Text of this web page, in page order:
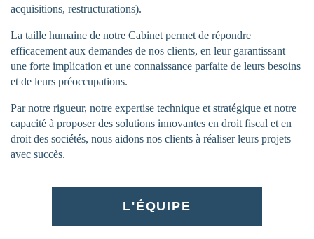
acquisitions, restructurations).
La taille humaine de notre Cabinet permet de répondre
efficacement aux demandes de nos clients, en leur garantissant
une forte implication et une connaissance parfaite de leurs besoins
et de leurs préoccupations.
Par notre rigueur, notre expertise technique et stratégique et notre
capacité à proposer des solutions innovantes en droit fiscal et en
droit des sociétés, nous aidons nos clients à réaliser leurs projets
avec succès.
L'ÉQUIPE